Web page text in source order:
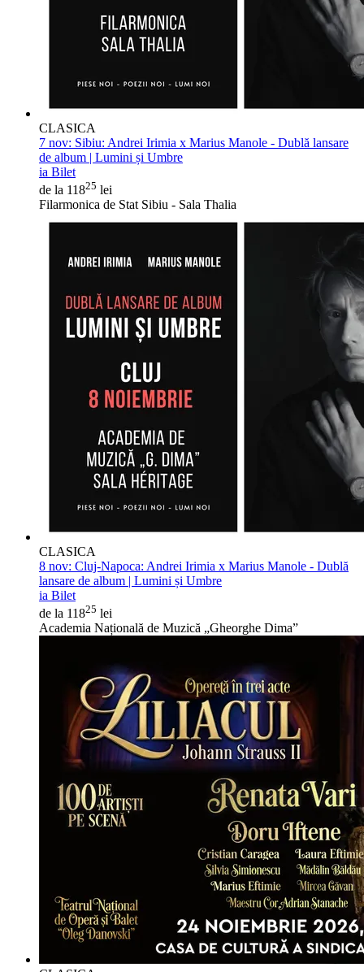
CLASICA
7 nov: Sibiu: Andrei Irimia x Marius Manole - Dublă lansare
de album | Lumini și Umbre
ia Bilet
de la 11825 lei
Filarmonica de Stat Sibiu - Sala Thalia
CLASICA
8 nov: Cluj-Napoca: Andrei Irimia x Marius Manole - Dublă
lansare de album | Lumini și Umbre
ia Bilet
de la 11825 lei
Academia Națională de Muzică „Gheorghe Dima”